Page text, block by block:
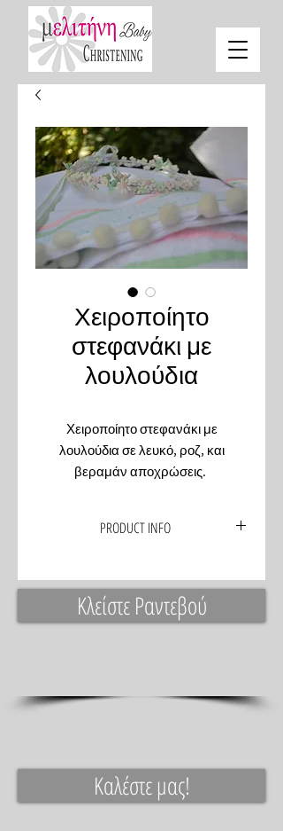
Χειροποίητο
στεφανάκι με
λουλούδια
Χειροποίητο στεφανάκι με
λουλούδια σε λευκό, ροζ, και
βεραμάν αποχρώσεις.
PRODUCT INFO
Κλείστε Ραντεβού
Καλέστε μας!